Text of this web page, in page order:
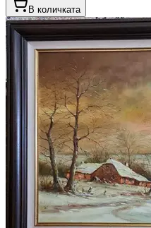
В количката